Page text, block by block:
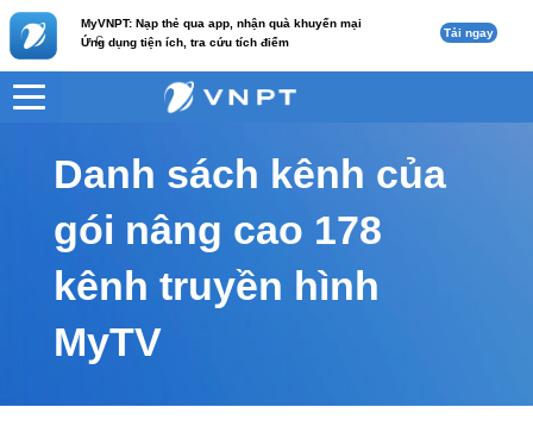
MyVNPT: Nạp thẻ qua app, nhận quà khuyến mại
Ứng dụng tiện ích, tra cứu tích điểm
c Tải ngay
VNPT Nội dung tin
Danh sách kênh của
gói nâng cao 178
kênh truyền hình
MyTV